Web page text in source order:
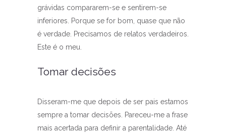
grávidas compararem-se e sentirem-se
inferiores. Porque se for bom, quase que não
é verdade. Precisamos de relatos verdadeiros.
Este é o meu.
Tomar decisões
Disseram-me que depois de ser pais estamos
sempre a tomar decisões. Pareceu-me a frase
mais acertada para definir a parentalidade. Até